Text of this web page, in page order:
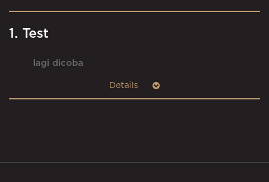
1. Test
lagi dicoba